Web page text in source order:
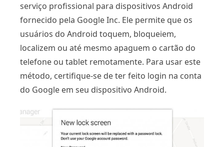
serviço profissional para dispositivos Android
fornecido pela Google Inc. Ele permite que os
usuários do Android toquem, bloqueiem,
localizem ou até mesmo apaguem o cartão do
telefone ou tablet remotamente. Para usar este
método, certifique-se de ter feito login na conta
do Google em seu dispositivo Android.